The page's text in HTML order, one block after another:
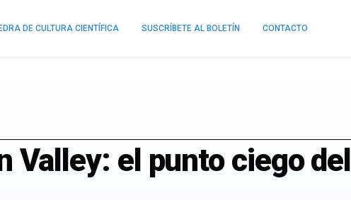
DE CULTURA CIENTÍFICA SUSCRÍBETE AL BOLETÍN CONTACTO
Valley: el punto ciego del